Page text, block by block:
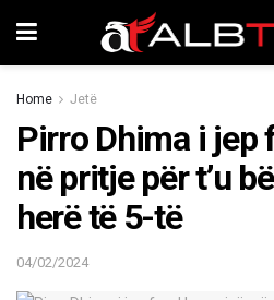
Home Jetë
Pirro Dhima i jep
në pritje për t’u
herë të 5-të
04/02/2024